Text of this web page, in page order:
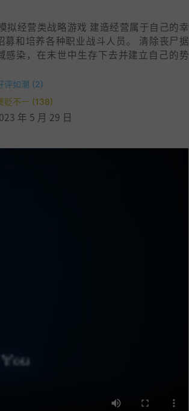
拟经营类战略游戏 建造经营属于自己的幸
募和培养各种职业战斗人员。 清除丧尸据
感染，在末世中生存下去并建立自己的势
评如潮 (2)
贬不一 (138)
年 5 月 29 日